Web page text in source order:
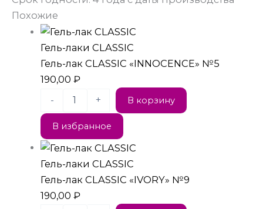
Похожие
Гель-лаки CLASSIC
Гель-лак CLASSIC «INNOCENCE» №5
190,00₽
-
+ В корзину
В избранное
Гель-лаки CLASSIC
Гель-лак CLASSIC «IVORY» №9
190,00₽